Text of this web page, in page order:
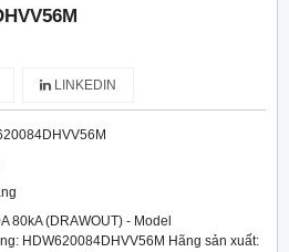
LINKEDIN
80kA (DRAWOUT) - Model
HDW620084DHVV56M Hãng sản xuất: